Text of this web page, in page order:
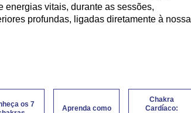
energias vitais, durante as sessões,
profundas, ligadas diretamente à nossa
os 7
Aprenda como
Chakra
Cardíaco: